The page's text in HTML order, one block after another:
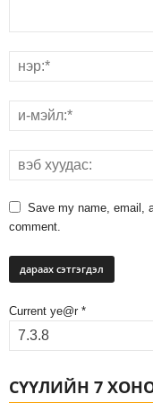
Save my name, email,
comment.
Current ye@r *
СҮҮЛИЙН 7